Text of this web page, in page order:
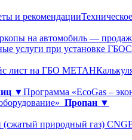
и рекомендации
на автомобиль —
услуги при установке ГБО
лист на ГБО МЕТАН
▼Программа «EcoGas –
Пропан ▼
(сжатый природный газ) CNG